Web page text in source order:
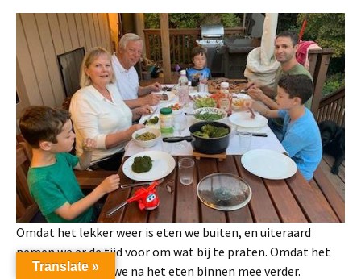
Omdat het lekker weer is eten we buiten, en uiteraard
nemen we er de tijd voor om wat bij te praten. Omdat het
wat afkoelt gaan we na het eten binnen mee verder.
Translate »